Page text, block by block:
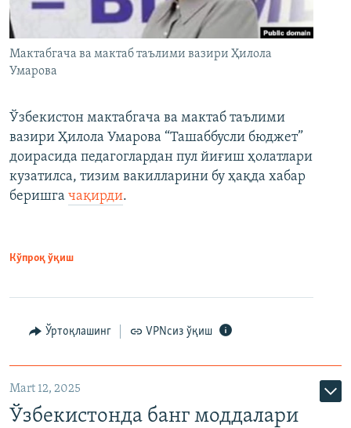
Мактабгача ва мактаб таълими вазири Ҳилола
Умарова
Ўзбекистон мактабгача ва мактаб таълими
вазири Ҳилола Умарова “Ташаббусли бюджет”
доирасида педагоглардан пул йиғиш ҳолатлари
кузатилса, тизим вакилларини бу ҳақда хабар
беришга чақирди.
Кўпроқ ўқиш
Ўртоқлашинг VPNсиз ўқиш
Mart 12, 2025
Ўзбекистонда банг моддалари